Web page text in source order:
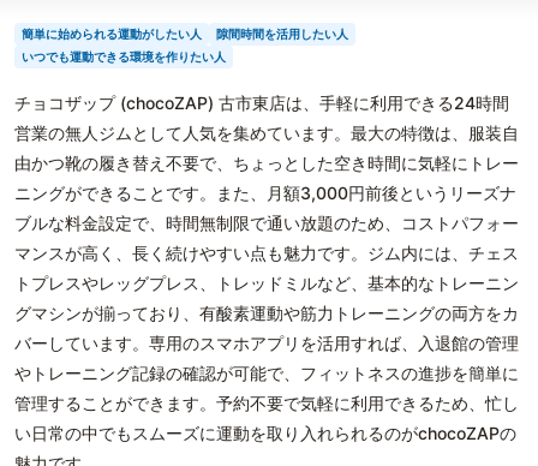
簡単に始められる運動がしたい人
隙間時間を活用したい人
いつでも運動できる環境を作りたい人
チョコザップ (chocoZAP) 古市東店は、手軽に利用できる24時間
営業の無人ジムとして人気を集めています。最大の特徴は、服装自
由かつ靴の履き替え不要で、ちょっとした空き時間に気軽にトレー
ニングができることです。また、月額3,000円前後というリーズナ
ブルな料金設定で、時間無制限で通い放題のため、コストパフォー
マンスが高く、長く続けやすい点も魅力です。ジム内には、チェス
トプレスやレッグプレス、トレッドミルなど、基本的なトレーニン
グマシンが揃っており、有酸素運動や筋力トレーニングの両方をカ
バーしています。専用のスマホアプリを活用すれば、入退館の管理
やトレーニング記録の確認が可能で、フィットネスの進捗を簡単に
管理することができます。予約不要で気軽に利用できるため、忙し
い日常の中でもスムーズに運動を取り入れられるのがchocoZAPの